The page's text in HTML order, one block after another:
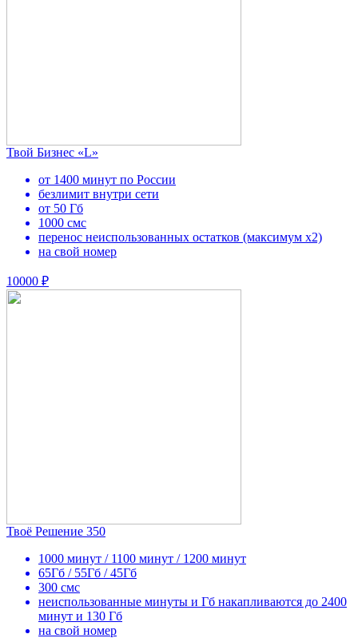
Твой Бизнес «L»
от 1400 минут по России
безлимит внутри сети
от 50 Гб
1000 смс
перенос неиспользованных остатков (максимум х2)
на свой номер
10000 ₽
Твоё Решение 350
1000 минут / 1100 минут / 1200 минут
65Гб / 55Гб / 45Гб
300 смс
неиспользованные минуты и Гб накапливаются до 2400
минут и 130 Гб
на свой номер